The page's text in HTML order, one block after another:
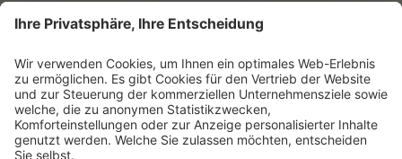
Ich habe dieDatenschutzerklärungzur Kenntnis
genommen.